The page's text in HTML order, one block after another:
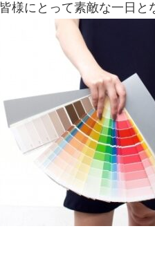
皆様にとって素敵な一日と